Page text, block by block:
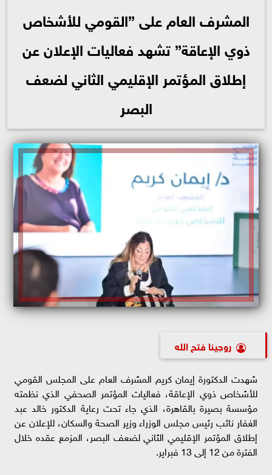
المشرف العام على ”القومي للأشخاص
ذوي الإعاقة” تشهد فعاليات الإعلان عن
إطلاق المؤتمر الإقليمي الثاني لضعف
البصر
روچينا فتح الله
شهدت الدكتورة إيمان كريم المشرف العام على المجلس القومي
للأشخاص ذوي الإعاقة، فعاليات المؤتمر الصحفي الذي نظمته
مؤسسة بصيرة بالقاهرة، الذي جاء تحت رعاية الدكتور خالد عبد
الغفار نائب رئيس مجلس الوزراء وزير الصحة والسكان، للإعلان عن
إطلاق المؤتمر الإقليمي الثاني لضعف البصر، المزمع عقده خلال
الفترة من 12 إلى 13 فبراير.